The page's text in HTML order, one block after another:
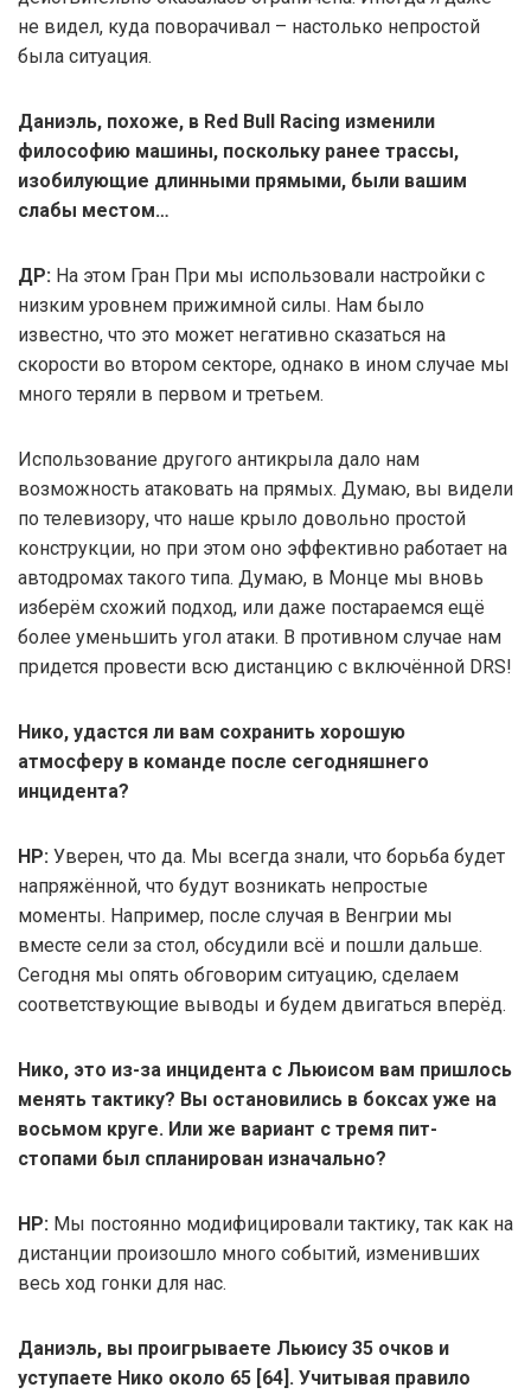
не видел, куда поворачивал – настолько непростой
была ситуация.
Даниэль, похоже, в Red Bull Racing изменили
философию машины, поскольку ранее трассы,
изобилующие длинными прямыми, были вашим
слабы местом…
ДР: На этом Гран При мы использовали настройки с
низким уровнем прижимной силы. Нам было
известно, что это может негативно сказаться на
скорости во втором секторе, однако в ином случае мы
много теряли в первом и третьем.
Использование другого антикрыла дало нам
возможность атаковать на прямых. Думаю, вы видели
по телевизору, что наше крыло довольно простой
конструкции, но при этом оно эффективно работает на
автодромах такого типа. Думаю, в Монце мы вновь
изберём схожий подход, или даже постараемся ещё
более уменьшить угол атаки. В противном случае нам
придется провести всю дистанцию с включённой DRS!
Нико, удастся ли вам сохранить хорошую
атмосферу в команде после сегодняшнего
инцидента?
НР: Уверен, что да. Мы всегда знали, что борьба будет
напряжённой, что будут возникать непростые
моменты. Например, после случая в Венгрии мы
вместе сели за стол, обсудили всё и пошли дальше.
Сегодня мы опять обговорим ситуацию, сделаем
соответствующие выводы и будем двигаться вперёд.
Нико, это из-за инцидента с Льюисом вам пришлось
менять тактику? Вы остановились в боксах уже на
восьмом круге. Или же вариант с тремя пит-
стопами был спланирован изначально?
НР: Мы постоянно модифицировали тактику, так как на
дистанции произошло много событий, изменивших
весь ход гонки для нас.
Даниэль, вы проигрываете Льюису 35 очков и
уступаете Нико около 65 [64]. Учитывая правило